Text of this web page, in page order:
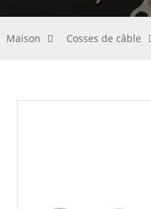
Maison Cosses de câble